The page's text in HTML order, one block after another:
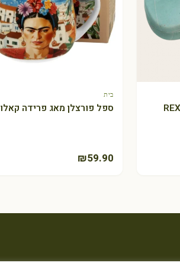
בית
ספל פורצלן מאג פרידה קאלו
₪59.90